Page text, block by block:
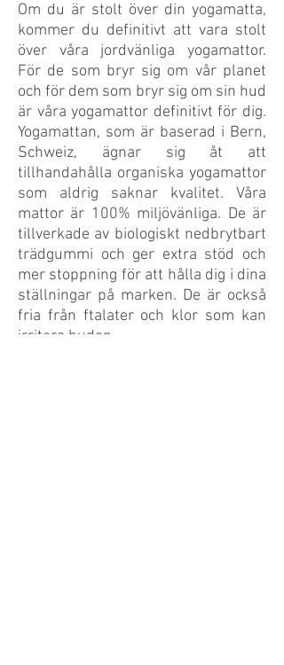
Om du är stolt över din yogamatta,
kommer du definitivt att vara stolt
över våra jordvänliga yogamattor.
För de som bryr sig om vår planet
och för dem som bryr sig om sin hud
är våra yogamattor definitivt för dig.
Yogamattan, som är baserad i Bern,
Schweiz, ägnar sig åt att
tillhandahålla organiska yogamattor
som aldrig saknar kvalitet. Våra
mattor är 100% miljövänliga. De är
tillverkade av biologiskt nedbrytbart
trädgummi och ger extra stöd och
mer stoppning för att hålla dig i dina
ställningar på marken. De är också
fria från ftalater och klor som kan
irritera huden.